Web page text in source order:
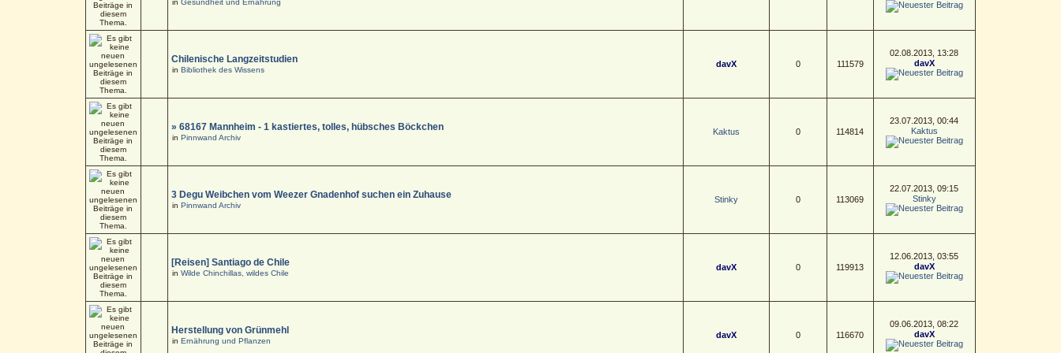
Chilenische Langzeitstudien
in Bibliothek des Wissens
davX 0 111579
02.08.2013, 13:28
davX
» 68167 Mannheim - 1 kastiertes, tolles, hübsches Böckchen
in Pinnwand Archiv
Kaktus 0 114814
23.07.2013, 00:44
Kaktus
3 Degu Weibchen vom Weezer Gnadenhof suchen ein Zuhause
in Pinnwand Archiv
Stinky 0 113069
22.07.2013, 09:15
Stinky
[Reisen] Santiago de Chile
in Wilde Chinchillas, wildes Chile
davX 0 119913
12.06.2013, 03:55
davX
Herstellung von Grünmehl
in Ernährung und Pflanzen
davX 0 116670
09.06.2013, 08:22
davX